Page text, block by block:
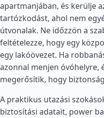
apartmanjában, és kerülje
tartózkodást, ahol nem
útvonalak. Ne időzzön a
feltételezze, hogy egy
egy lakóövezet. Ha
azonnal menjen óvóhelyre,
megerősítik, hogy
A praktikus utazási
biztosítási adatait, power